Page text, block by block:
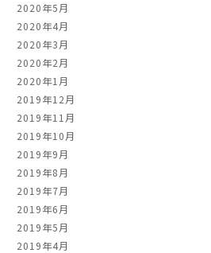
2020年5月
2020年4月
2020年3月
2020年2月
2020年1月
2019年12月
2019年11月
2019年10月
2019年9月
2019年8月
2019年7月
2019年6月
2019年5月
2019年4月